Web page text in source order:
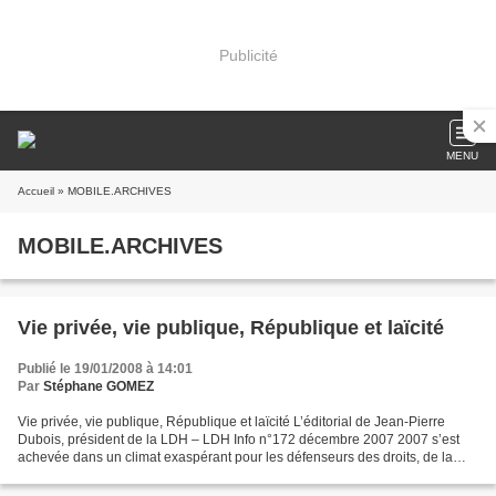
Publicité
MENU
Accueil » MOBILE.ARCHIVES
MOBILE.ARCHIVES
Vie privée, vie publique, République et laïcité
Publié le 19/01/2008 à 14:01
Par Stéphane GOMEZ
Vie privée, vie publique, République et laïcité L’éditorial de Jean-Pierre
Dubois, président de la LDH – LDH Info n°172 décembre 2007 2007 s’est
achevée dans un climat exaspérant pour les défenseurs des droits, de la